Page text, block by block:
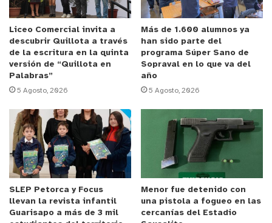
Tras la ceremonia, la Delegada Presidencial
Regional de Valparaíso, Sofía González, comentó
que “en la región de Valparaíso, desde el año 2022
al 2024, ya han sido 80 los proyectos en distintos
establecimientos, con una inversión de más de
$21.000 millones, que tienen como principal
objetivo el poder estrechar esta deuda que tiene el
Estado con la educación pública. En particular, la
escuela de Montedónico es muy importante a
propósito de ser un sector que ha sido
permanentemente estigmatizado en materia de
seguridad y la ausencia del Estado, lo que nos llevó a
tomar una serie de acciones, entre ellas, que
Liceo Comercial invita a
descubrir Quillota a través
de la escritura en la quinta
versión de “Quillota en
Palabras”
5 Agosto, 2026
Más de 1.600 alumnos ya
han sido parte del
programa Súper Sano de
Sopraval en lo que va del
año
5 Agosto, 2026
SLEP Petorca y Focus
llevan la revista infantil
Guarisapo a más de 3 mil
Menor fue detenido con
una pistola a fogueo en las
cercanías del Estadio